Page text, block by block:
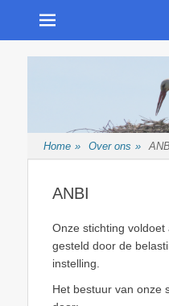
Opvang van wilde inheemse
Home » Over ons »
ANBI
Onze stichting
gesteld door de
instelling.
Het bestuur van onze